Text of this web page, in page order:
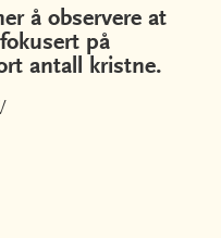
å observere at
på
antall kristne.